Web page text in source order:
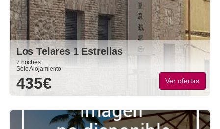
Los Telares 1 Estrellas
7 noches
Sólo Alojamiento
435€ Ver ofertas